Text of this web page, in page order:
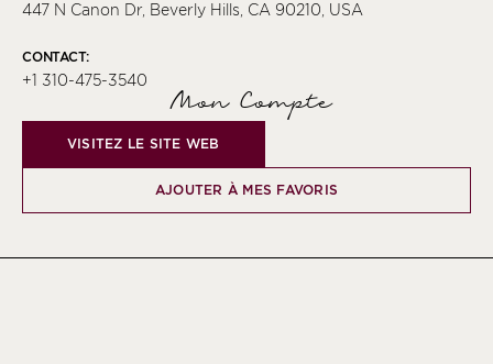
447 N Canon Dr, Beverly Hills, CA 90210, USA
CONTACT:
+1 310-475-3540
Mon Compte
VISITEZ LE SITE WEB
AJOUTER À MES FAVORIS